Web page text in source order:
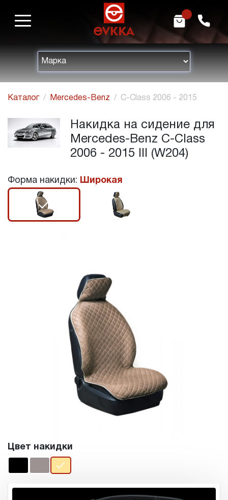
h m
Каталог Mercedes-Benz C-Class 2006 - 2015
Накидка на сидение для
Mercedes-Benz C-Class
2006 - 2015 III (W204)
Форма накидки: Широкая
r
Цвет накидки